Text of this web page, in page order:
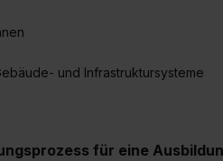
und Infrastruktursysteme
für eine